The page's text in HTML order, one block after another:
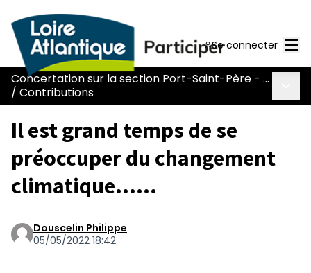
Se connecter
Concertation sur la section Port-Saint-Père - Le Pont Béranger de la route Nantes-Pornic
/ Contributions
Il est grand temps de se
préoccuper du changement
climatique......
Douscelin Philippe
05/05/2022 18:42